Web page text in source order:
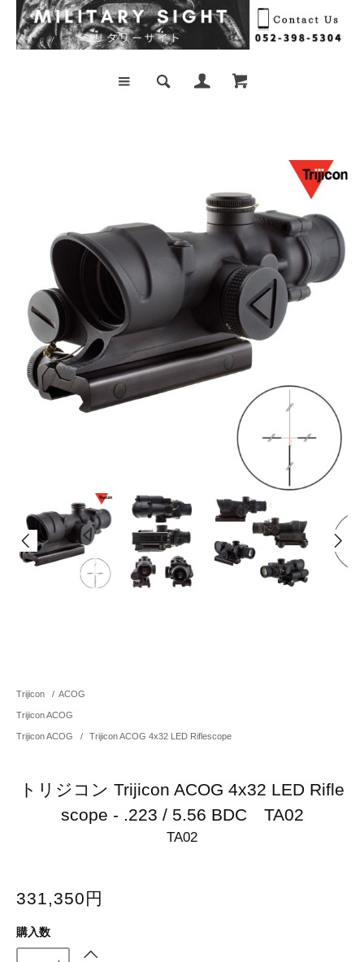
Trijicon / ACOG
Trijicon ACOG
Trijicon ACOG / Trijicon ACOG 4x32 LED Riflescope
トリジコン Trijicon ACOG 4x32 LED Rifle
scope - .223 / 5.56 BDC TA02
TA02
331,350円
購入数